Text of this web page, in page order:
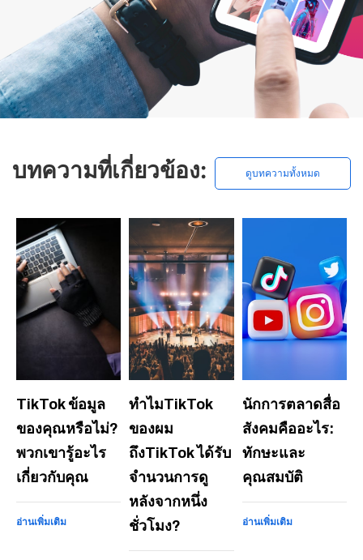
บทความที่เกี่ยวข้อง: ดูบทความทั้งหมด
TikTok ข้อมูล
ของคุณหรือไม่?
พวกเขารู้อะไร
เกี่ยวกับคุณ
อ่านเพิ่มเติม
ทำไมTikTok
ของผม
ถึงTikTok ได้รับ
จำนวนการดู
หลังจากหนึ่ง
ชั่วโมง?
นักการตลาดสื่อ
สังคมคืออะไร:
ทักษะและ
คุณสมบัติ
อ่านเพิ่มเติม